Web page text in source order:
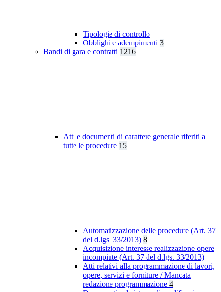
Tipologie di controllo
Obblighi e adempimenti 3
Bandi di gara e contratti 1216
Atti e documenti di carattere generale riferiti a
tutte le procedure 15
Automatizzazione delle procedure (Art. 37
del d.lgs. 33/2013) 8
Acquisizione interesse realizzazione opere
incompiute (Art. 37 del d.lgs. 33/2013)
Atti relativi alla programmazione di lavori,
opere, servizi e forniture / Mancata
redazione programmazione 4